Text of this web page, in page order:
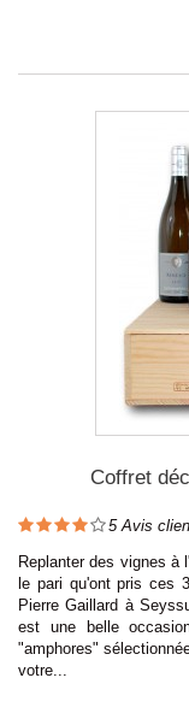
Coffret
5Avis
Replanter des vignes à
le pari qu'ont pris ces
Pierre Gaillard à
est une belle
"amphores"
votre...